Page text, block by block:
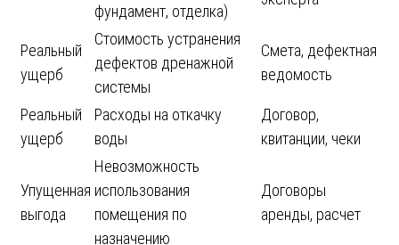
фундамент, отделка)
Реальный
ущерб
Стоимость устранения
дефектов дренажной
системы
Смета, дефектная
ведомость
Реальный
ущерб
Расходы на откачку
воды
Договор,
квитанции, чеки
Упущенная
выгода
Невозможность
использования
помещения по
назначению
Договоры
аренды, расчет